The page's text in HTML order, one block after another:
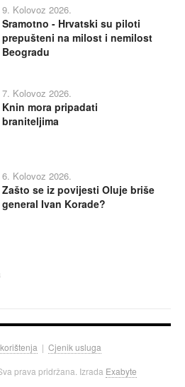
9. Kolovoz 2026.
Sramotno - Hrvatski su piloti
prepušteni na milost i nemilost
Beogradu
7. Kolovoz 2026.
Knin mora pripadati
braniteljima
6. Kolovoz 2026.
Zašto se iz povijesti Oluje briše
general Ivan Korade?
| Cjenik usluga
prava pridržana. Izrada Exabyte